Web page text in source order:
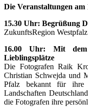
Die Veranstaltungen
15.30 Uhr: Begrüßung
ZukunftsRegion
16.00 Uhr: Mit
Lieblingsplätze
Die Fotografen Raik
Christian Schwejda und
Pfalz bekannt für ihre
Landschaften
die Fotografen ihre